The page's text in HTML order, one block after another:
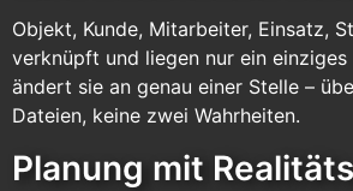
Objekt, Kunde, Mitarbeiter, Einsatz,
verknüpft und liegen nur ein
ändert sie an genau einer Stelle –
Dateien, keine zwei Wahrheiten.
Planung mit